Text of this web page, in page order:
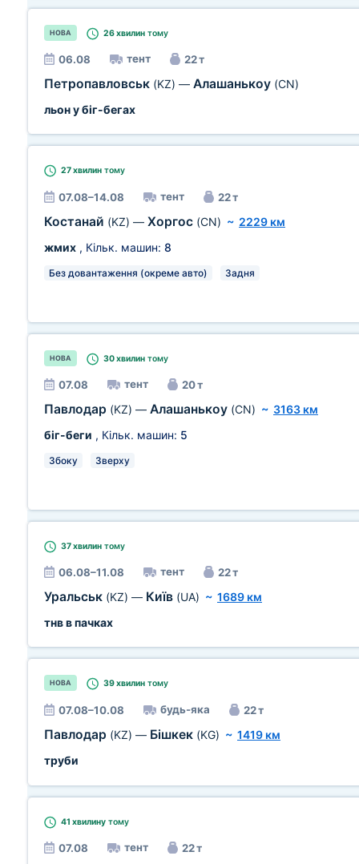
НОВА 26 хвилин тому
06.08 тент 22 т
Петропавловськ (KZ) — Алашанькоу (CN)
льон у біг-бегах
27 хвилин тому
07.08–14.08 тент 22 т
Костанай (KZ) — Хоргос (CN) ~ 2229 км
жмих , Кільк. машин: 8
Без довантаження (окреме авто) Задня
НОВА 30 хвилин тому
07.08 тент 20 т
Павлодар (KZ) — Алашанькоу (CN) ~ 3163 км
біг-беги , Кільк. машин: 5
Збоку Зверху
37 хвилин тому
06.08–11.08 тент 22 т
Уральськ (KZ) — Київ (UA) ~ 1689 км
тнв в пачках
НОВА 39 хвилин тому
07.08–10.08 будь-яка 22 т
Павлодар (KZ) — Бішкек (KG) ~ 1419 км
труби
41 хвилину тому
07.08 тент 22 т